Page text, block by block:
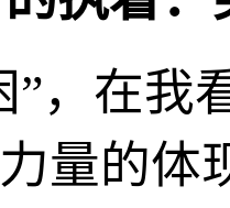
”，在我
量的体